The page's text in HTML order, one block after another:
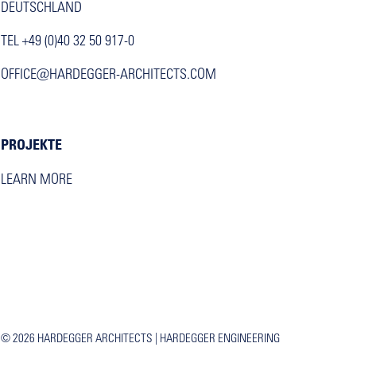
DEUTSCHLAND
TEL +49 (0)40 32 50 917-0
OFFICE@HARDEGGER-ARCHITECTS.COM
PROJEKTE
LEARN MORE
© 2026 HARDEGGER ARCHITECTS HARDEGGER ENGINEERING